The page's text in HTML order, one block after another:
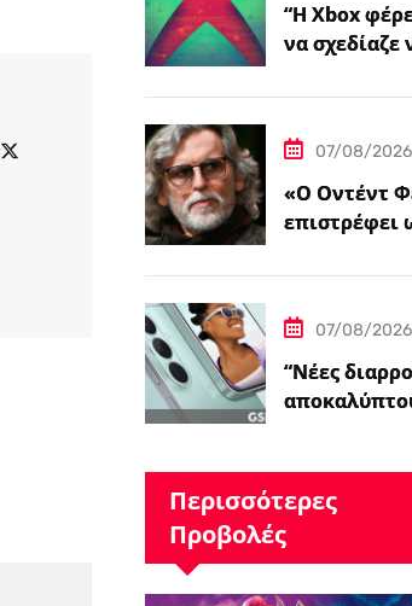
“Η Xbox
να σχεδίαζε
υποστήριξη
δίσκους
την
07/08/2026
«Ο Οντέντ
επιστρέφει
Η Μούμια 4»
07/08/2026
“Νέες
Περισσότερες
Προβολές